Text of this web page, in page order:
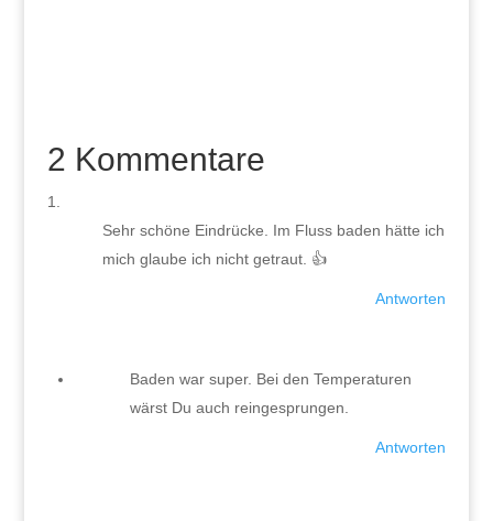
2 Kommentare
Sehr schöne Eindrücke. Im Fluss baden hätte ich
mich glaube ich nicht getraut. 👍
Antworten
Baden war super. Bei den Temperaturen
wärst Du auch reingesprungen.
Antworten